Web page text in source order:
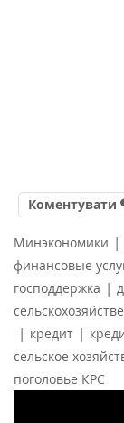
Коментувати
Минэкономики |
финансовые
господдержка |
| кредит |
сельское
поголовье КРС